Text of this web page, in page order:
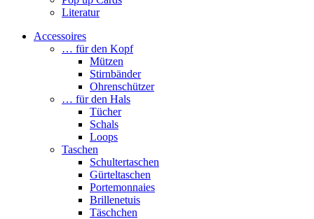
Literatur
Accessoires
… für den Kopf
Mützen
Stirnbänder
Ohrenschützer
… für den Hals
Tücher
Schals
Loops
Taschen
Schultertaschen
Gürteltaschen
Portemonnaies
Brillenetuis
Täschchen